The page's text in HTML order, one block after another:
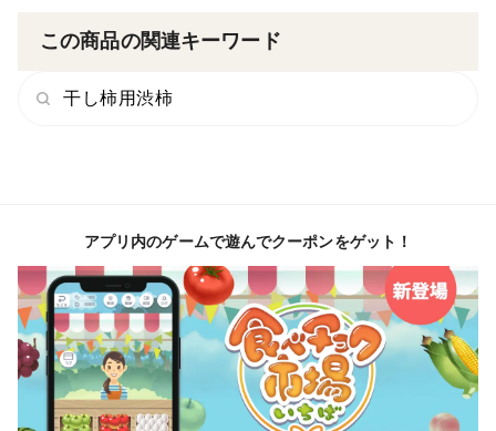
この商品の関連キーワード
干し柿用渋柿
アプリ内のゲームで遊んでクーポンをゲット！